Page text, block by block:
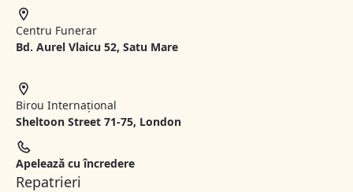
Centru Funerar
Bd. Aurel Vlaicu 52, Satu Mare
Birou Internațional
Sheltoon Street 71-75, London
Apelează cu încredere
Repatrieri